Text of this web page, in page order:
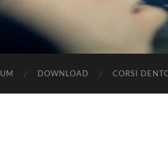
DOWNLOAD CORSI